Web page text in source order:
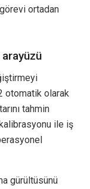
görevi ortadan
otomatik olarak
tahmin
ile iş
gürültüsünü